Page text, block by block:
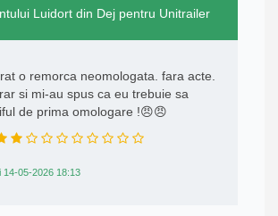
Luidort din Dej pentru Unitrailer
o remorca neomologata. fara acte.
si mi-au spus ca eu trebuie sa
de prima omologare !😠😠
14-05-2026 18:13